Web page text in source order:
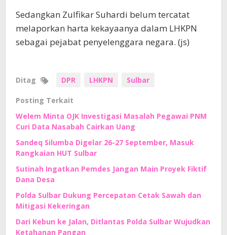
Sedangkan Zulfikar Suhardi belum tercatat
melaporkan harta kekayaanya dalam LHKPN
sebagai pejabat penyelenggara negara. (js)
Ditag DPR LHKPN Sulbar
Posting Terkait
Welem Minta OJK Investigasi Masalah Pegawai PNM
Curi Data Nasabah Cairkan Uang
Sandeq Silumba Digelar 26-27 September, Masuk
Rangkaian HUT Sulbar
Sutinah Ingatkan Pemdes Jangan Main Proyek Fiktif
Dana Desa
Polda Sulbar Dukung Percepatan Cetak Sawah dan
Mitigasi Kekeringan
Dari Kebun ke Jalan, Ditlantas Polda Sulbar Wujudkan
Ketahanan Pangan